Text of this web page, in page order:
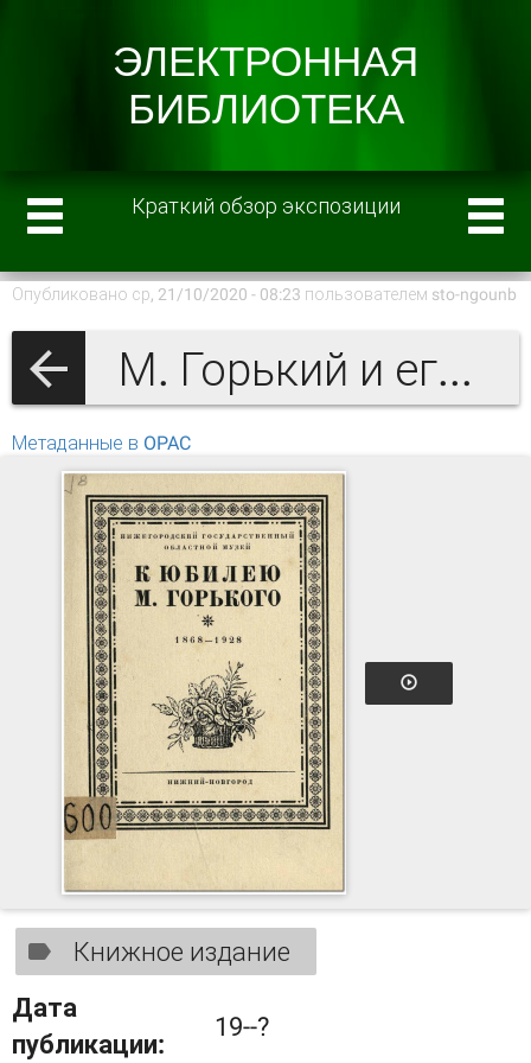
Краткий обзор экспозиции
Опубликовано ср, 21/10/2020 - 08:23 пользователем sto-ngounb
М. Горький и его время наследие писателя в фондах НГОУНБ им. В.И. Ленина. Библиографические указатели
Метаданные в OPAC
Книжное издание
Дата
публикации:
19--?